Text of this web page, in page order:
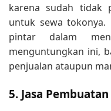
karena sudah tidak
untuk sewa
pintar dalam
menguntungkan ini,
penjualan ataupun
5. Jasa